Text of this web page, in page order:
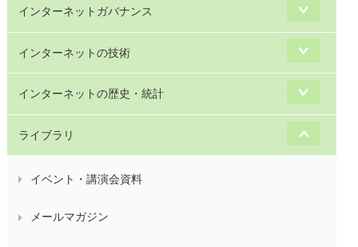
インターネットガバナンス
インターネットの技術
インターネットの歴史・統計
ライブラリ
イベント・講演会資料
メールマガジン